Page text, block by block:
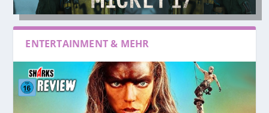
ENTERTAINMENT & MEHR